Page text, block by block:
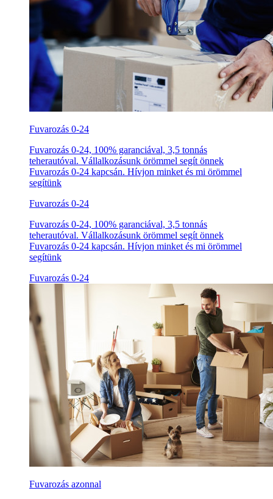
Fuvarozás 0-24
Fuvarozás 0-24, 100% garanciával, 3,5 tonnás
teherautóval. Vállalkozásunk örömmel segít önnek
Fuvarozás 0-24 kapcsán. Hívjon minket és mi örömmel
segítünk
Fuvarozás 0-24
Fuvarozás 0-24, 100% garanciával, 3,5 tonnás
teherautóval. Vállalkozásunk örömmel segít önnek
Fuvarozás 0-24 kapcsán. Hívjon minket és mi örömmel
segítünk
Fuvarozás 0-24
Fuvarozás azonnal